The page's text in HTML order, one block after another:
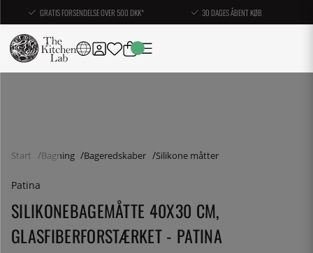
GRATIS FORSENDELSE OVER 500 DKK* 30 DAGES ÅBENT KØB
Start Bagning Bageredskaber Silikone måtter
Patina
SILIKONEBAGEMÅTTE 40X30 CM,
GLASFIBERFORSTÆRKET - PATINA